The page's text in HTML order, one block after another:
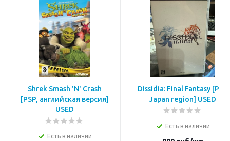
Shrek Smash 'N' Crash
[РSP, английская версия]
USED
Есть в наличии
Dissidia: Final Fantasy [PSP
Japan region] USED
Есть в наличии